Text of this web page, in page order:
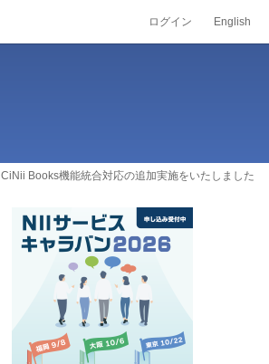
ログイン English
CiNii Books機能統合対応の追加実施をいたしました